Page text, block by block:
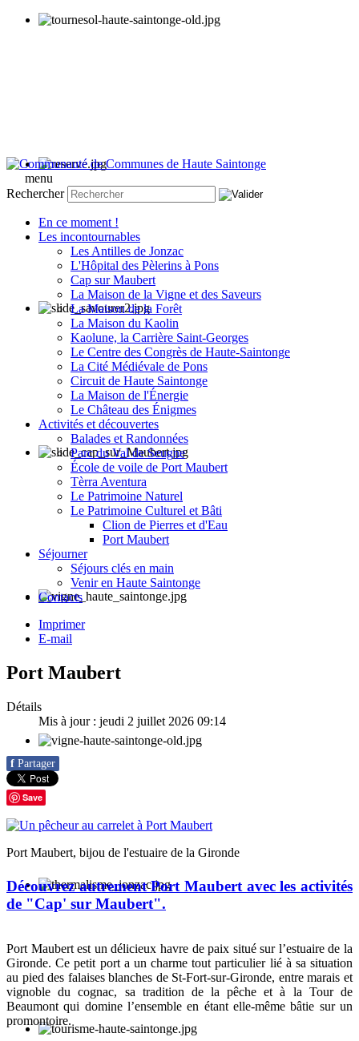
menu
Rechercher
En ce moment !
Les incontournables
Les Antilles de Jonzac
L'Hôpital des Pèlerins à Pons
Cap sur Maubert
La Maison de la Vigne et des Saveurs
La Maison de la Forêt
La Maison du Kaolin
Kaolune, la Carrière Saint-Georges
Le Centre des Congrès de Haute-Saintonge
La Cité Médiévale de Pons
Circuit de Haute Saintonge
La Maison de l'Énergie
Le Château des Énigmes
Activités et découvertes
Balades et Randonnées
Parc du Val de Seugne
École de voile de Port Maubert
Tèrra Aventura
Le Patrimoine Naturel
Le Patrimoine Culturel et Bâti
Clion de Pierres et d'Eau
Port Maubert
Séjourner
Séjours clés en main
Venir en Haute Saintonge
Contacts
Imprimer
E-mail
Port Maubert
Détails
Mis à jour : jeudi 2 juillet 2026 09:14
f Partager
Save
Port Maubert, bijou de l'estuaire de la Gironde
Découvrez autrement Port Maubert avec les activités
de "Cap' sur Maubert".
Port Maubert est un délicieux havre de paix situé sur l’estuaire de la
Gironde. Ce petit port a un charme tout particulier lié à sa situation
au pied des falaises blanches de St-Fort-sur-Gironde, entre marais et
vignoble du cognac, sa tradition de la pêche et à la Tour de
Beaumont qui domine l’ensemble en étant elle-même bâtie sur un
promontoire.